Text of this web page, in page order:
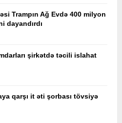
Trampın Ağ Evdə 400 milyon
dayandırdı
şirkətdə təcili islahat
qarşı it əti şorbası tövsiyə